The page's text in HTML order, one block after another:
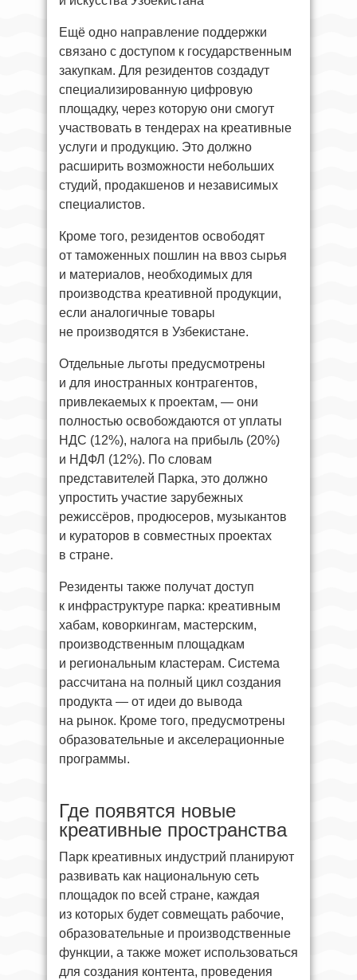
Ещё одно направление поддержки
связано с доступом к государственным
закупкам. Для резидентов создадут
специализированную цифровую
площадку, через которую они смогут
участвовать в тендерах на креативные
услуги и продукцию. Это должно
расширить возможности небольших
студий, продакшенов и независимых
специалистов.
Кроме того, резидентов освободят
от таможенных пошлин на ввоз сырья
и материалов, необходимых для
производства креативной продукции,
если аналогичные товары
не производятся в Узбекистане.
Отдельные льготы предусмотрены
и для иностранных контрагентов,
привлекаемых к проектам, — они
полностью освобождаются от уплаты
НДС (12%), налога на прибыль (20%)
и НДФЛ (12%). По словам
представителей Парка, это должно
упростить участие зарубежных
режиссёров, продюсеров, музыкантов
и кураторов в совместных проектах
в стране.
Резиденты также получат доступ
к инфраструктуре парка: креативным
хабам, коворкингам, мастерским,
производственным площадкам
и региональным кластерам. Система
рассчитана на полный цикл создания
продукта — от идеи до вывода
на рынок. Кроме того, предусмотрены
образовательные и акселерационные
программы.
Где появятся новые
креативные пространства
Парк креативных индустрий планируют
развивать как национальную сеть
площадок по всей стране, каждая
из которых будет совмещать рабочие,
образовательные и производственные
функции, а также может использоваться
для создания контента, проведения